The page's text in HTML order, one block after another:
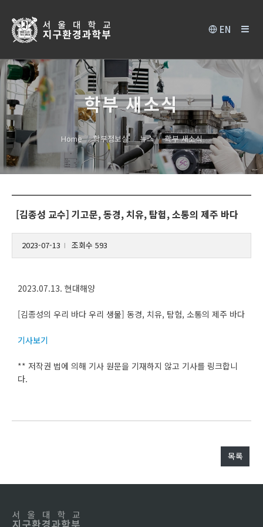
EN
학부 새소식
Home 학부정보실 뉴스 학부 새소식
[김종성 교수] 기고문, 동경, 치유, 탐험, 소통의 제주 바다
2023-07-13 조회수 593
2023.07.13. 현대해양
[김종성의 우리 바다 우리 생물] 동경, 치유, 탐험, 소통의 제주 바다
기사보기
** 저작권 법에 의해 기사 원문을 기재하지 않고 기사를 링크합니
다.
목록